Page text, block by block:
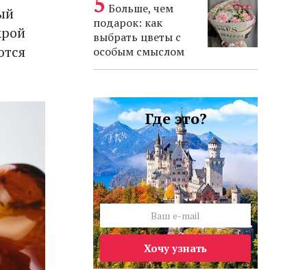
Больше, чем
подарок: как
выбрать цветы с
особым смыслом
Где это?
Хочу узнать